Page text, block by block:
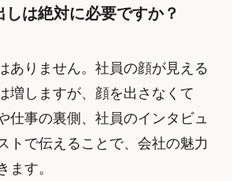
は絶対に必要ですか？
ありません。社員の顔が見える
増しますが、顔を出さなくて
仕事の裏側、社員のインタビュ
トで伝えることで、会社の魅力
ます。